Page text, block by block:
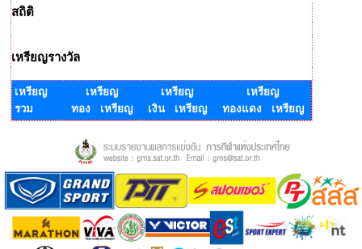
สถิติ
เหรียญรางวัล
เหรียญ
รวม
เหรียญ
ทอง เหรียญ
เหรียญ
เงิน เหรียญ
เหรียญ
ทองแดง เหรียญ